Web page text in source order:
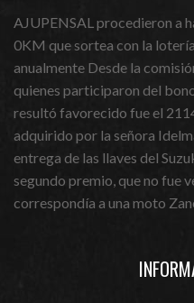
AJUPENSAL procedieron a
0KM que sortea con la
anualmente Desde la
quienes participaron del
resultó favorecido fue el
adquirido por la señora
entrega de las llaves del
segundo premio, que no fue
correspondía a una moto